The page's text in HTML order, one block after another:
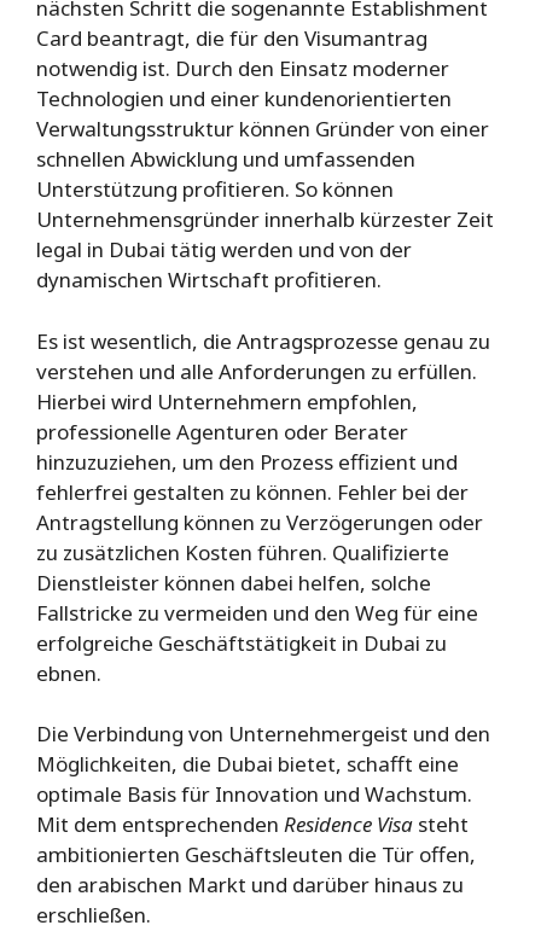
nächsten Schritt die sogenannte Establishment
Card beantragt, die für den Visumantrag
notwendig ist. Durch den Einsatz moderner
Technologien und einer kundenorientierten
Verwaltungsstruktur können Gründer von einer
schnellen Abwicklung und umfassenden
Unterstützung profitieren. So können
Unternehmensgründer innerhalb kürzester Zeit
legal in Dubai tätig werden und von der
dynamischen Wirtschaft profitieren.
Es ist wesentlich, die Antragsprozesse genau zu
verstehen und alle Anforderungen zu erfüllen.
Hierbei wird Unternehmern empfohlen,
professionelle Agenturen oder Berater
hinzuzuziehen, um den Prozess effizient und
fehlerfrei gestalten zu können. Fehler bei der
Antragstellung können zu Verzögerungen oder
zu zusätzlichen Kosten führen. Qualifizierte
Dienstleister können dabei helfen, solche
Fallstricke zu vermeiden und den Weg für eine
erfolgreiche Geschäftstätigkeit in Dubai zu
ebnen.
Die Verbindung von Unternehmergeist und den
Möglichkeiten, die Dubai bietet, schafft eine
optimale Basis für Innovation und Wachstum.
Mit dem entsprechenden Residence Visa steht
ambitionierten Geschäftsleuten die Tür offen,
den arabischen Markt und darüber hinaus zu
erschließen.